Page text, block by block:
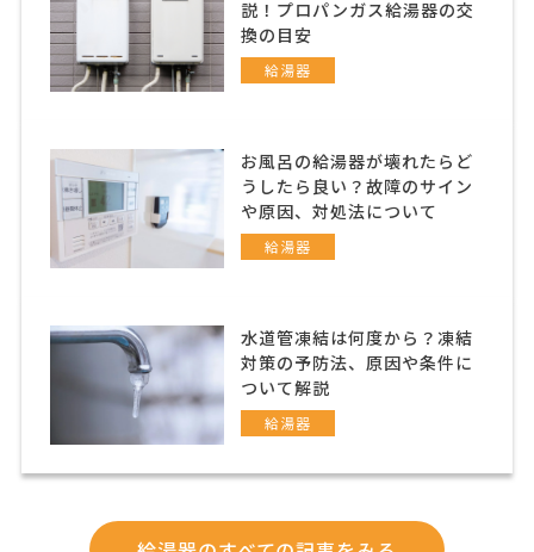
説！プロパンガス給湯器の交
換の目安
給湯器
お風呂の給湯器が壊れたらど
うしたら良い？故障のサイン
や原因、対処法について
給湯器
水道管凍結は何度から？凍結
対策の予防法、原因や条件に
ついて解説
給湯器